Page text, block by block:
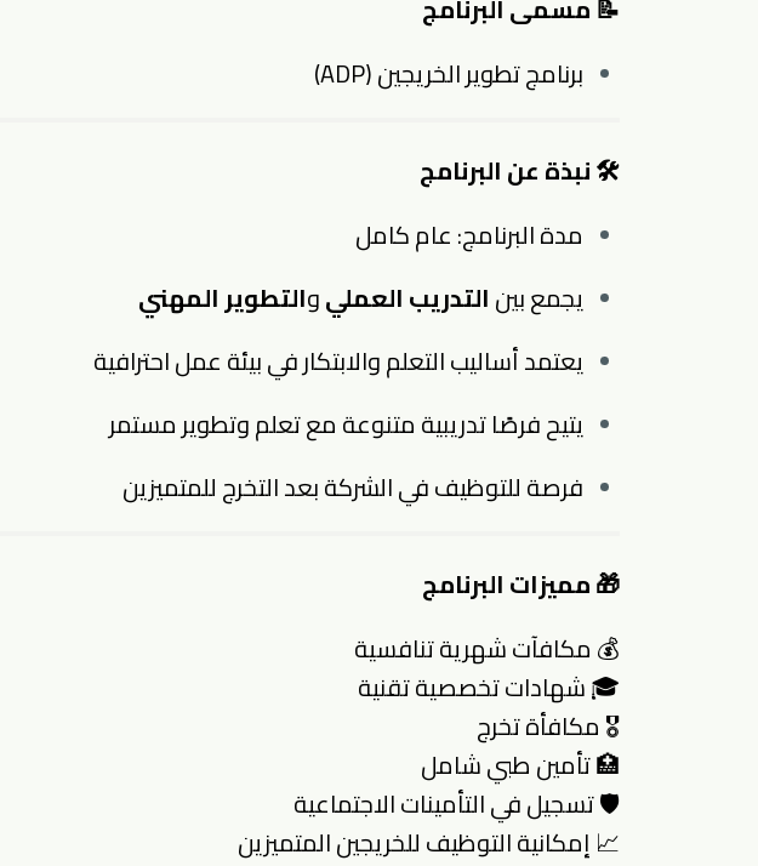
📝 مسمى البرنامج
برنامج تطوير الخريجين (ADP)
🛠 نبذة عن البرنامج
مدة البرنامج: عام كامل
يجمع بينالتدريب العمليوالتطوير المهني
يعتمد أساليب التعلم والابتكار في بيئة عمل احترافية
يتيح فرصًا تدريبية متنوعة مع تعلم وتطوير مستمر
فرصة للتوظيف في الشركة بعد التخرج للمتميزين
🎁 مميزات البرنامج
💰 مكافآت شهرية تنافسية
🎓 شهادات تخصصية تقنية
🎖 مكافأة تخرج
🏥 تأمين طبي شامل
🛡 تسجيل في التأمينات الاجتماعية
📈 إمكانية التوظيف للخريجين المتميزين